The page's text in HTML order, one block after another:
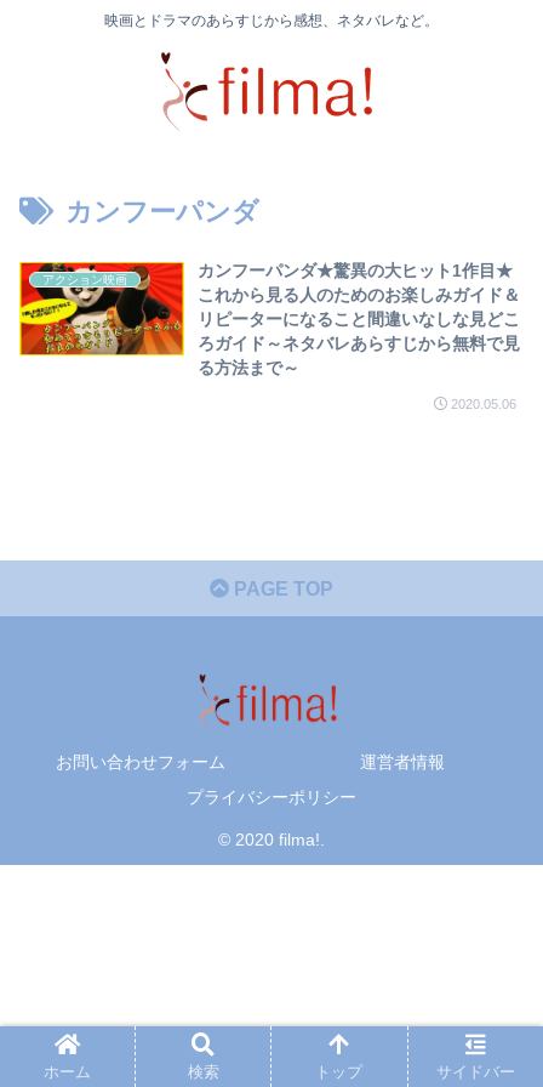
映画とドラマのあらすじから感想、ネタバレなど。
カンフーパンダ
アクション映画
カンフーパンダ★驚異の大ヒット1作目★
これから見る人のためのお楽しみガイド＆
リピーターになること間違いなしな見どこ
ろガイド～ネタバレあらすじから無料で見
る方法まで～
2020.05.06
PAGE TOP
お問い合わせフォーム
運営者情報
プライバシーポリシー
© 2020 filma!.
ホーム 検索 トップ サイドバー